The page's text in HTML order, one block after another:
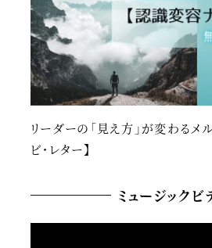
リーダーの「見え方」が変わるメ
ビ・レター】
ミュージックビ